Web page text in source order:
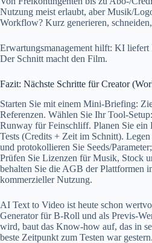
Nutzung meist erlaubt, aber Musik/
Workflow? Kurz generieren,
Erwartungsmanagement hilft: KI
Der Schnitt macht den Film.
Fazit: Nächste Schritte für Creator
Starten Sie mit einem Mini-Briefing:
Referenzen. Wählen Sie Ihr Tool-
Runway für Feinschliff. Planen Sie ein
Tests (Credits + Zeit im Schnitt).
und protokollieren Sie Seeds/
Prüfen Sie Lizenzen für Musik, Stock
behalten Sie die AGB der Plattformen
kommerzieller Nutzung.
AI Text to Video ist heute schon
Generator für B-Roll und als Previs-
wird, baut das Know-how auf, das in
beste Zeitpunkt zum Testen war